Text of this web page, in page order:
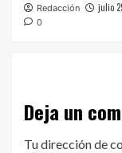
Redacción julio
0
Deja un
Tu dirección de